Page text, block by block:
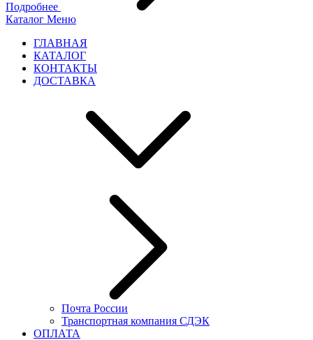
Подробнее
Каталог Меню
ГЛАВНАЯ
КАТАЛОГ
КОНТАКТЫ
ДОСТАВКА
Почта России
Транспортная компания СДЭК
ОПЛАТА